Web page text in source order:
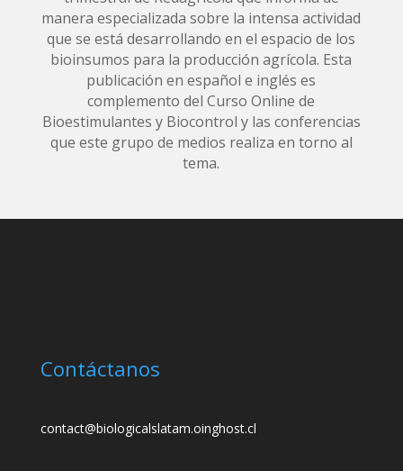
manera especializada sobre la intensa actividad
que se está desarrollando en el espacio de los
bioinsumos para la producción agrícola. Esta
publicación en español e inglés es
complemento del Curso Online de
Bioestimulantes y Biocontrol y las conferencias
que este grupo de medios realiza en torno al
tema.
Contáctanos
contact@biologicalslatam.oinghost.cl